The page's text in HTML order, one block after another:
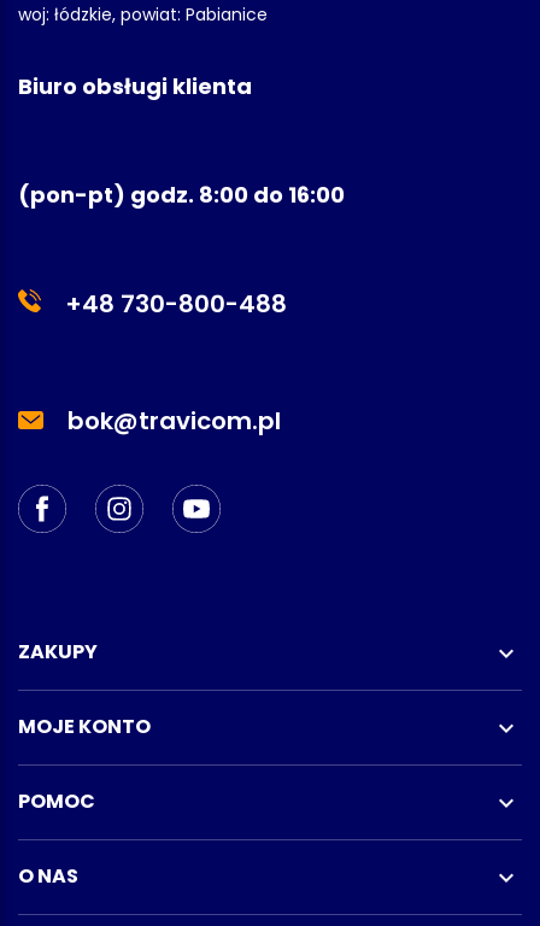
woj: łódzkie, powiat: Pabianice
Biuro obsługi klienta
(pon-pt) godz. 8:00 do 16:00
+48 730-800-488
bok@travicom.pl
ZAKUPY 
MOJE KONTO 
POMOC 
O NAS 